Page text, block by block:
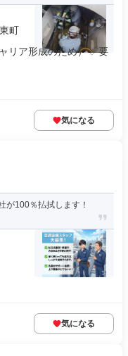
町
リア形成のため） ✅要
気になる
が100％払拭します！
気になる